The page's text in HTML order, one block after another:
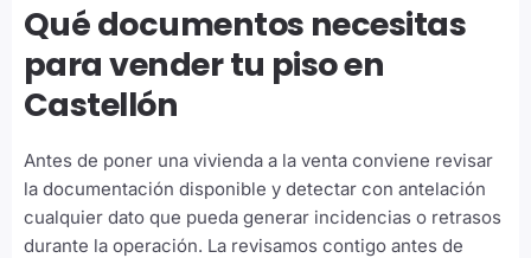
Qué documentos necesitas
para vender tu piso en
Castellón
Antes de poner una vivienda a la venta conviene revisar
la documentación disponible y detectar con antelación
cualquier dato que pueda generar incidencias o retrasos
durante la operación. La revisamos contigo antes de